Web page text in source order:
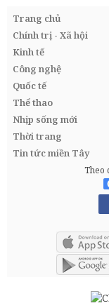
Trang chủ
Chính trị - Xã hội
Kinh tế
Công nghệ
Quốc tế
Thể thao
Nhịp sống mới
Thời trang
Tin tức miền Tây
Theo